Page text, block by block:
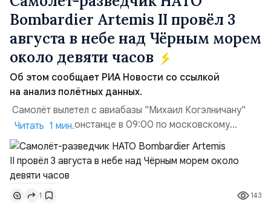
Bombardier Artemis II провёл 3
августа в небе над Чёрным морем
около девяти часов
Об этом сообщает РИА Новости со ссылкой
на анализ полётных данных.
Самолёт вылетел с авиабазы "Михаил Когэлничану"
в румынской Констанце в 09:00 по московскому
времени и направился по прямой к турецко-грузинской
границе. На базу самолёт вернулся после 18 часов,
совершив три облёта примерно по одной
траектории.Не исключено, что Artemis II участвовал в
наведени...
Читать 1 мин.
1 143